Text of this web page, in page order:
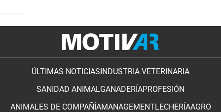
ÚLTIMAS NOTICIASINDUSTRIA VETERINARIA
SANIDAD ANIMALGANADERÍAPROFESIÓN
ANIMALES DE COMPAÑÍAMANAGEMENTLECHERÍAAGRO